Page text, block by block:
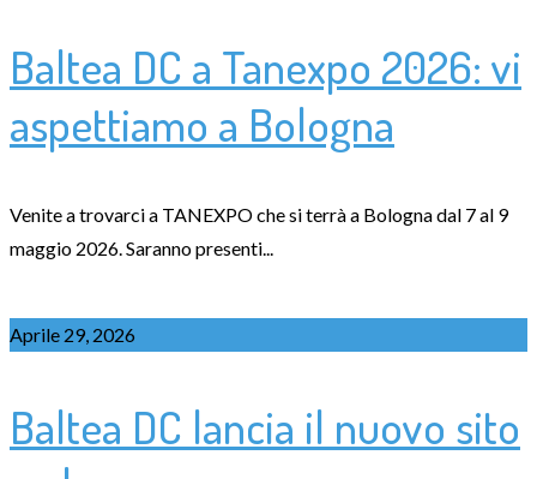
Baltea DC a Tanexpo 2026: vi
aspettiamo a Bologna
Venite a trovarci a TANEXPO che si terrà a Bologna dal 7 al 9
maggio 2026. Saranno presenti...
Aprile 29, 2026
Baltea DC lancia il nuovo sito